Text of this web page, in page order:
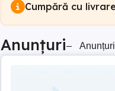
Cumpără cu
Anunțuri–